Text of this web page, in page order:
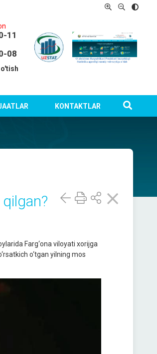
11
08
KONTAKTLAR
Farg‘ona viloyati xorijga
o‘tgan yilning mos